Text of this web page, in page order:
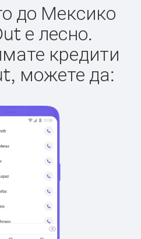
до Мексико
е лесно.
кредити
можете да: